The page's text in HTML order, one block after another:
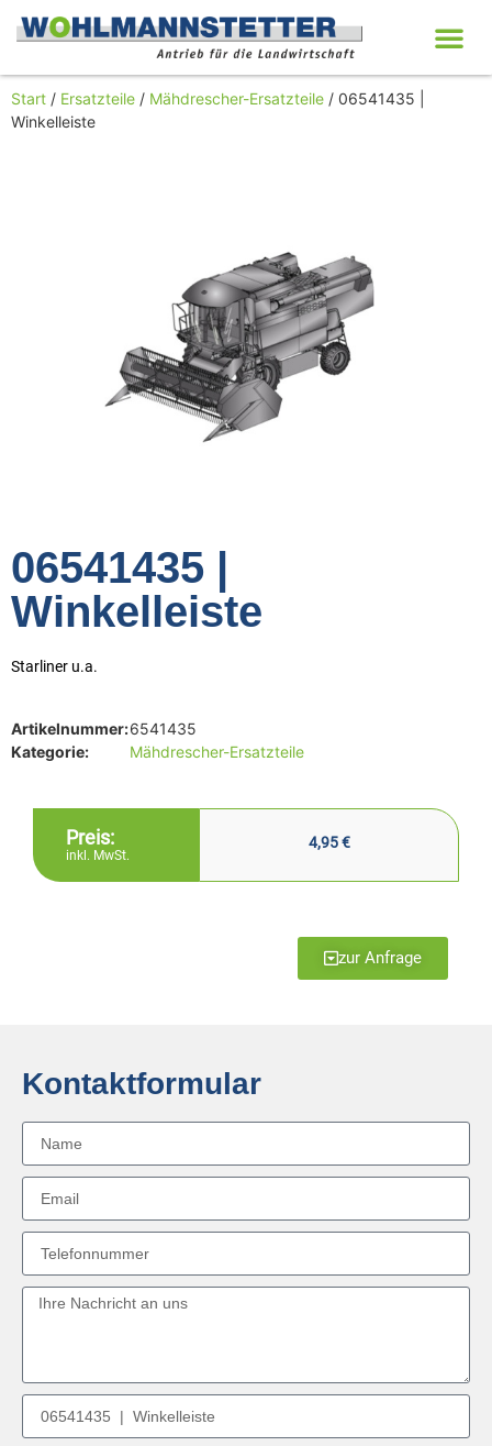
Start / Ersatzteile / Mähdrescher-Ersatzteile / 06541435 |
Winkelleiste
06541435 |
Winkelleiste
Starliner u.a.
Artikelnummer:6541435
Kategorie:
Mähdrescher-Ersatzteile
Preis:
inkl. MwSt.
4,95€
zur Anfrage
Kontaktformular